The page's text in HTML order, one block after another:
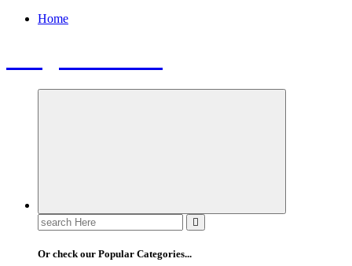
Home
Search
for:
Or check our Popular Categories...